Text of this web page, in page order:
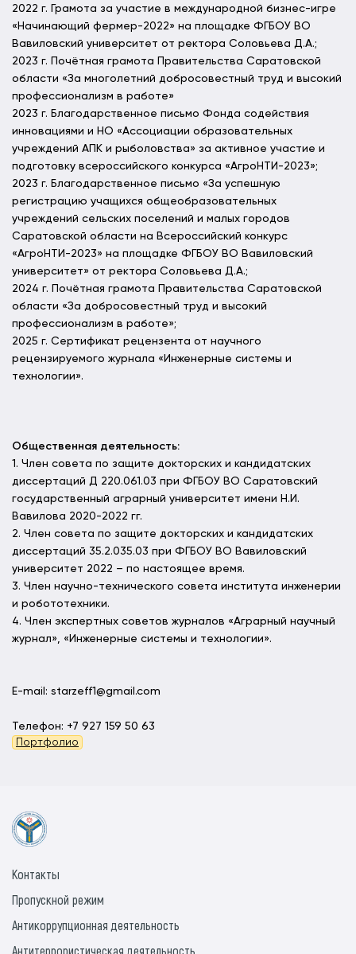
2022 г. Грамота за участие в международной бизнес-игре
«Начинающий фермер-2022» на площадке ФГБОУ ВО
Вавиловский университет от ректора Соловьева Д.А.;
2023 г. Почётная грамота Правительства Саратовской
области «За многолетний добросовестный труд и высокий
профессионализм в работе»
2023 г. Благодарственное письмо Фонда содействия
инновациями и НО «Ассоциации образовательных
учреждений АПК и рыболовства» за активное участие и
подготовку всероссийского конкурса «АгроНТИ-2023»;
2023 г. Благодарственное письмо «За успешную
регистрацию учащихся общеобразовательных
учреждений сельских поселений и малых городов
Саратовской области на Всероссийский конкурс
«АгроНТИ-2023» на площадке ФГБОУ ВО Вавиловский
университет» от ректора Соловьева Д.А.;
2024 г. Почётная грамота Правительства Саратовской
области «За добросовестный труд и высокий
профессионализм в работе»;
2025 г. Сертификат рецензента от научного
рецензируемого журнала «Инженерные системы и
технологии».
Общественная деятельность:
1. Член совета по защите докторских и кандидатских
диссертаций Д 220.061.03 при ФГБОУ ВО Саратовский
государственный аграрный университет имени Н.И.
Вавилова 2020-2022 гг.
2. Член совета по защите докторских и кандидатских
диссертаций 35.2.035.03 при ФГБОУ ВО Вавиловский
университет 2022 – по настоящее время.
3. Член научно-технического совета института инженерии
и робототехники.
4. Член экспертных советов журналов «Аграрный научный
журнал», «Инженерные системы и технологии».
E-mail: starzeff1@gmail.com
Телефон: +7 927 159 50 63
Портфолио
Контакты
Пропускной режим
Антикоррупционная деятельность
Антитеррористическая деятельность